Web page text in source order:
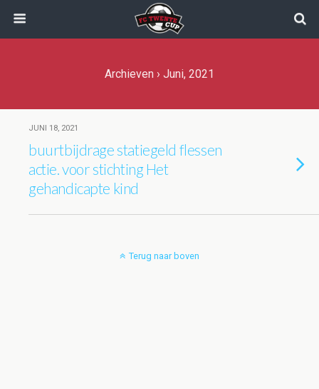
Archieven › Juni, 2021
JUNI 18, 2021
buurtbijdrage statiegeld flessen
actie. voor stichting Het
gehandicapte kind
Terug naar boven